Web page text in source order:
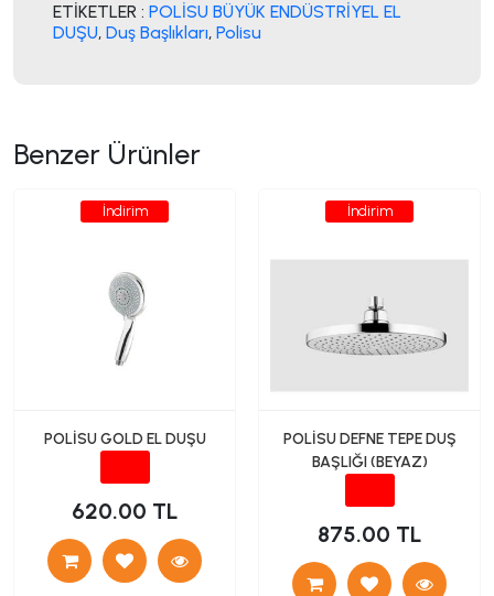
ETİKETLER : POLİSU BÜYÜK ENDÜSTRİYEL EL
DUŞU, Duş Başlıkları, Polisu
Benzer Ürünler
İndirim
POLİSU GOLD EL DUŞU
620.00 TL
İndirim
POLİSU DEFNE TEPE DUŞ
BAŞLIĞI (BEYAZ)
875.00 TL